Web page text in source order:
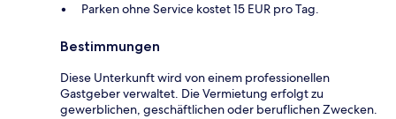
Parken ohne Service kostet 15 EUR pro Tag.
Bestimmungen
Diese Unterkunft wird von einem professionellen
Gastgeber verwaltet. Die Vermietung erfolgt zu
gewerblichen, geschäftlichen oder beruflichen Zwecken.